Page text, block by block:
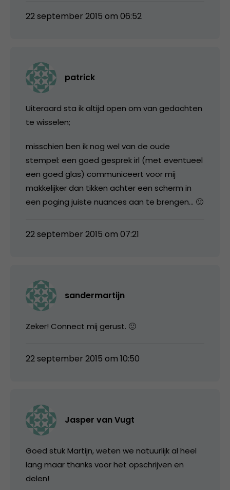
22 september 2015 om 06:52
patrick
Uiteraard sta ik altijd open om van gedachten
te wisselen;
misschien ben ik nog wel van de oude
stempel: een goed gesprek irl (met eventueel
een goed glas) communiceert voor mij
makkelijker dan tikken achter een scherm in
een poging juiste nuances aan te brengen… 🙂
22 september 2015 om 07:21
sandermartijn
Zeker! Connect mij gerust. 🙂
22 september 2015 om 10:50
Jasper van Vugt
Goed stuk Martijn, weten we natuurlijk al heel
lang maar thanks voor het opschrijven en
delen!